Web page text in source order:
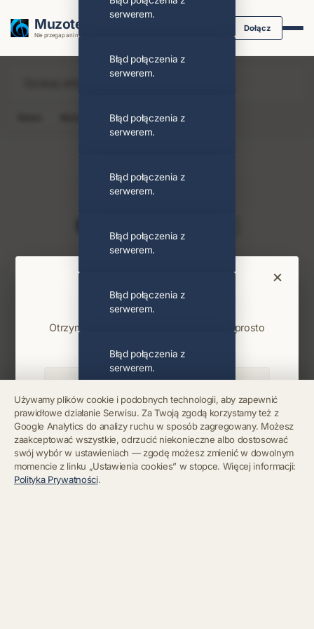
Muzoteka.pl
Nie przegap ani nuty dzięki powiadomieniom
Dołącz
Klip Album
Najnowsze wiadomości i koncerty
Używamy plików cookie i podobnych technologii, aby zapewnić
prawidłowe działanie Serwisu. Za Twoją zgodą korzystamy też z
Google Analytics do analizy ruchu w sposób zagregowany. Możesz
zaakceptować wszystkie, odrzucić niekonieczne albo dostosować
swój wybór w ustawieniach — zgodę możesz zmienić w dowolnym
momencie z linku „Ustawienia cookies” w stopce. Więcej informacji:
Polityka Prywatności.
×
Bądź na bieżąco
Otrzymuj info o koncertach i premierach prosto
Zapisz się
Chcę się wypisać z newslettera
serwerem.
Błąd połączenia z
serwerem.
Błąd połączenia z
serwerem.
Błąd połączenia z
serwerem.
Błąd połączenia z
serwerem.
Błąd połączenia z
serwerem.
Błąd połączenia z
serwerem.
Błąd połączenia z
serwerem.
Błąd połączenia z